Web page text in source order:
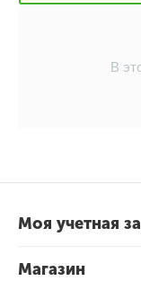
В
Моя учетная
Магазин